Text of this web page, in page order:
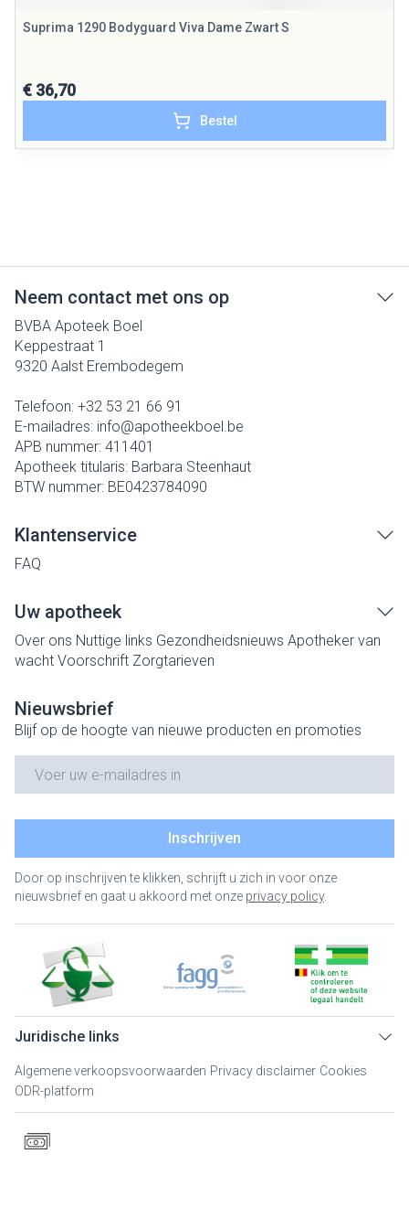
Suprima 1290 Bodyguard Viva Dame Zwart S
€ 36,70
Bestel
Neem contact met ons op
BVBA Apoteek Boel
Keppestraat 1
9320 Aalst Erembodegem
Telefoon: +32 53 21 66 91
E-mailadres: info@apotheekboel.be
APB nummer: 411401
Apotheek titularis: Barbara Steenhaut
BTW nummer: BE0423784090
Klantenservice
FAQ
Uw apotheek
Over ons Nuttige links Gezondheidsnieuws Apotheker van
wacht Voorschrift Zorgtarieven
Nieuwsbrief
Blijf op de hoogte van nieuwe producten en promoties
Inschrijven
Door op inschrijven te klikken, schrijft u zich in voor onze
nieuwsbrief en gaat u akkoord met onze privacy policy.
Juridische links
Algemene verkoopsvoorwaarden Privacy disclaimer Cookies
ODR-platform